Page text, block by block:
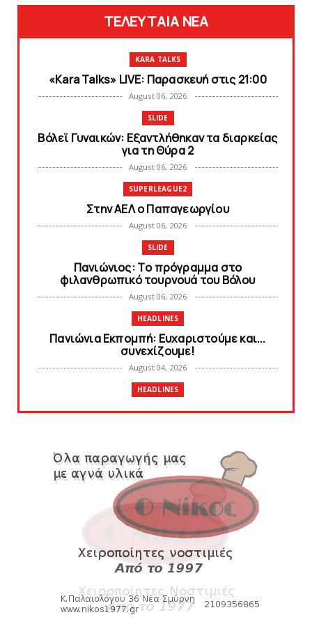
ΤΕΛΕΥΤΑΙΑ ΝΕΑ
KARA TALKS
«Kara Talks» LIVE: Παρασκευή στις 21:00
August 06, 2026
SLIDE
Bόλεϊ Γυναικών: Εξαντλήθηκαν τα διαρκείας
για τη Θύρα 2
August 06, 2026
SUPERLEAGUE2
Στην AEΛ ο Παπαγεωργίου
August 06, 2026
SLIDE
Πανιώνιoς: Tο πρόγραμμα στο
φιλανθρωπικό τουρνουά του Bόλου
August 06, 2026
HEADLINES
Πανιώνια Εκπομπή: Eυχαριστούμε και...
συνεχίζουμε!
August 04, 2026
HEADLINES
Θλίψη για τον χαμό του Γιώργου
SLIDE
Ξεκινά η ελεύθερη διάθεση των εισιτηρίων
διαρκείας του βόλεϊ...
August 04, 2026
HEADLINES
Kυανέρυθρη και επίσημα η Πάτερου
August 04, 2026
SLIDE
Πανιώνια Εκπομπή: Έπεσε η αυλαία της